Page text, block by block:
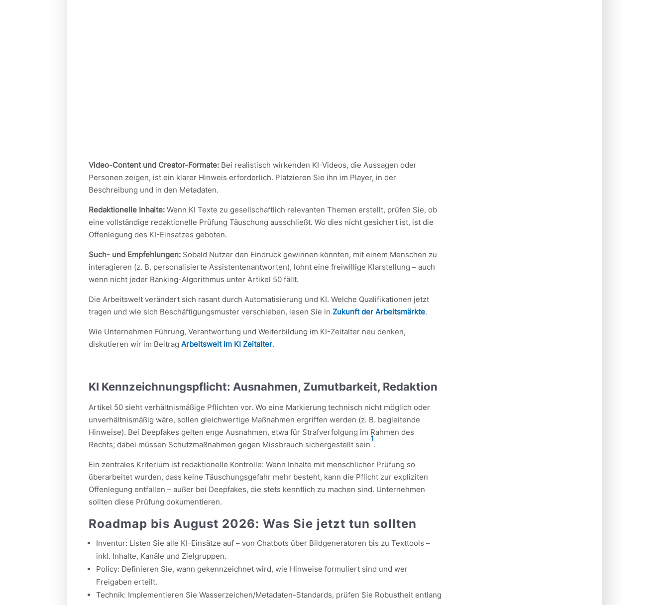
Video-Content und Creator-Formate: Bei realistisch wirkenden KI-Videos, die Aussagen oder
Personen zeigen, ist ein klarer Hinweis erforderlich. Platzieren Sie ihn im Player, in der
Beschreibung und in den Metadaten.
Redaktionelle Inhalte: Wenn KI Texte zu gesellschaftlich relevanten Themen erstellt, prüfen Sie, ob
eine vollständige redaktionelle Prüfung Täuschung ausschließt. Wo dies nicht gesichert ist, ist die
Offenlegung des KI-Einsatzes geboten.
Such- und Empfehlungen: Sobald Nutzer den Eindruck gewinnen könnten, mit einem Menschen zu
interagieren (z. B. personalisierte Assistentenantworten), lohnt eine freiwillige Klarstellung – auch
wenn nicht jeder Ranking-Algorithmus unter Artikel 50 fällt.
Die Arbeitswelt verändert sich rasant durch Automatisierung und KI. Welche Qualifikationen jetzt
tragen und wie sich Beschäftigungsmuster verschieben, lesen Sie inZukunft der Arbeitsmärkte.
Wie Unternehmen Führung, Verantwortung und Weiterbildung im KI-Zeitalter neu denken,
diskutieren wir im BeitragArbeitswelt im KI Zeitalter.
KI Kennzeichnungspflicht: Ausnahmen, Zumutbarkeit, Redaktion
Artikel 50 sieht verhältnismäßige Pflichten vor. Wo eine Markierung technisch nicht möglich oder
unverhältnismäßig wäre, sollen gleichwertige Maßnahmen ergriffen werden (z. B. begleitende
Hinweise). Bei Deepfakes gelten enge Ausnahmen, etwa für Strafverfolgung im Rahmen des
Rechts; dabei müssen Schutzmaßnahmen gegen Missbrauch sichergestellt sein
1
.
Ein zentrales Kriterium ist redaktionelle Kontrolle: Wenn Inhalte mit menschlicher Prüfung so
überarbeitet wurden, dass keine Täuschungsgefahr mehr besteht, kann die Pflicht zur expliziten
Offenlegung entfallen – außer bei Deepfakes, die stets kenntlich zu machen sind. Unternehmen
sollten diese Prüfung dokumentieren.
Roadmap bis August 2026: Was Sie jetzt tun sollten
Inventur: Listen Sie alle KI-Einsätze auf – von Chatbots über Bildgeneratoren bis zu Texttools –
inkl. Inhalte, Kanäle und Zielgruppen.
Policy: Definieren Sie, wann gekennzeichnet wird, wie Hinweise formuliert sind und wer
Freigaben erteilt.
Technik: Implementieren Sie Wasserzeichen/Metadaten-Standards, prüfen Sie Robustheit entlang